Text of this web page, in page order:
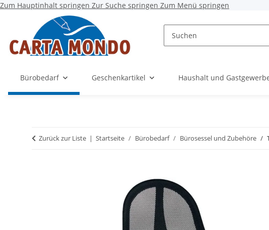
Zum Hauptinhalt springen Zur Suche springen Zum Menü springen
Bürobedarf Geschenkartikel Haushalt und
Zurück zur Liste Startseite Bürobedarf Bürosessel und Zubehöre